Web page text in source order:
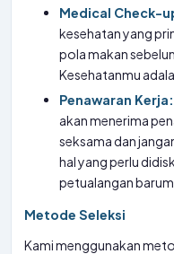
Medical Check-
kesehatan yang
pola makan
Kesehatanmu
Penawaran Kerja:
akan menerima
seksama dan
hal yang perlu
petualangan
Metode Seleksi
Kami menggunakan